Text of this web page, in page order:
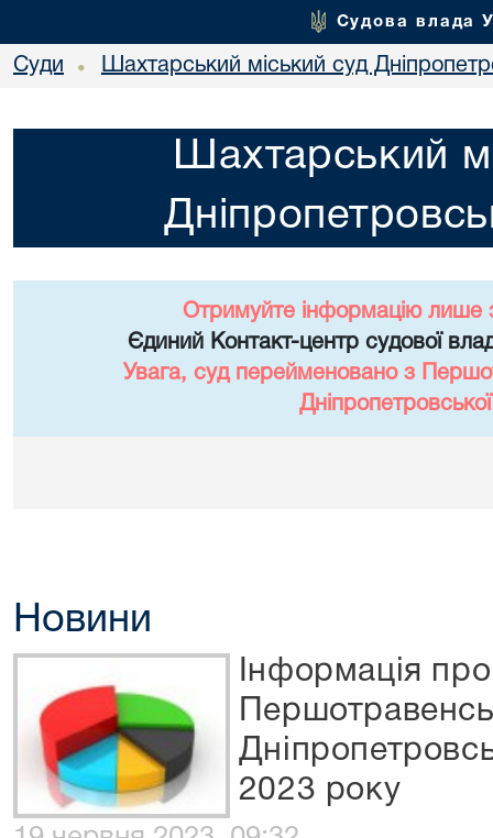
Судова влада
Суди • Шахтарський міський суд
Шахтарський
Отримуйте інформацію лише
Єдиний Контакт-центр судової
Увага, суд перейменовано з
Новини
Інформація
2023 року